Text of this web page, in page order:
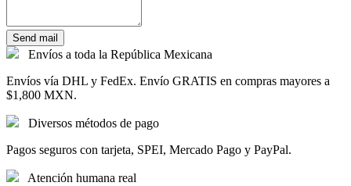
Send mail
Envíos a toda la República Mexicana
Envíos vía DHL y FedEx. Envío GRATIS en compras mayores a
$1,800 MXN.
Diversos métodos de pago
Pagos seguros con tarjeta, SPEI, Mercado Pago y PayPal.
Atención humana real